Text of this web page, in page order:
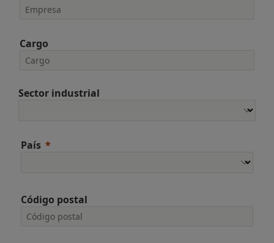
Cargo
Sector industrial
País
Código postal